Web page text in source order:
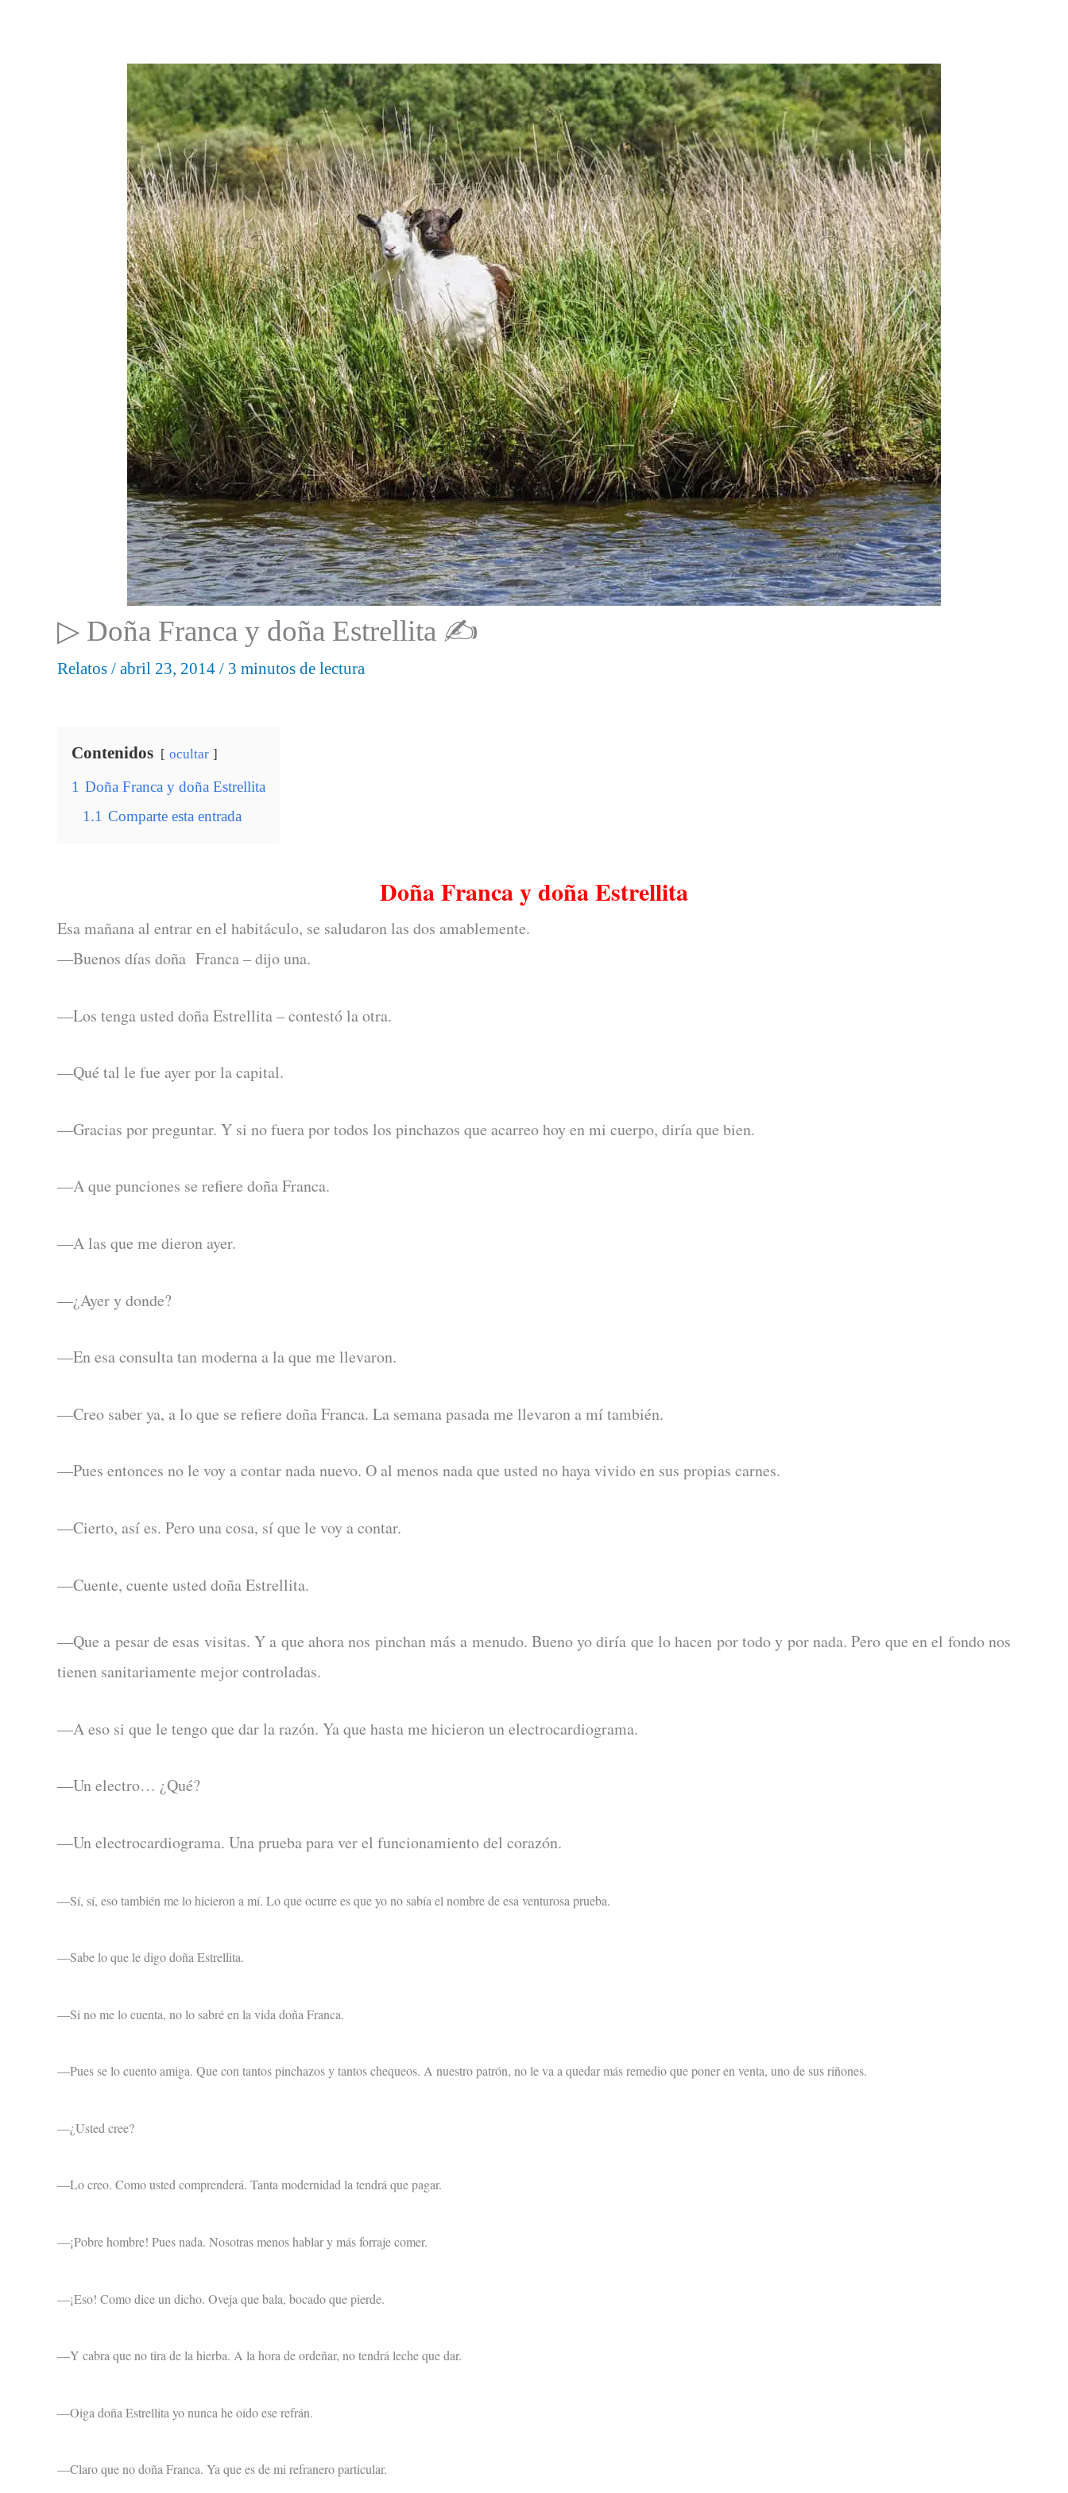
▷ Doña Franca y doña Estrellita ✍
Relatos / abril 23, 2014 / 3 minutos de lectura
Contenidos ocultar
1 Doña Franca y doña Estrellita
1.1 Comparte esta entrada
Doña Franca y doña Estrellita
Esa mañana al entrar en el habitáculo, se saludaron las dos amablemente.
—Buenos días doña Franca – dijo una.
—Los tenga usted doña Estrellita – contestó la otra.
—Qué tal le fue ayer por la capital.
—Gracias por preguntar. Y si no fuera por todos los pinchazos que acarreo hoy en mi cuerpo, diría que bien.
—A que punciones se refiere doña Franca.
—A las que me dieron ayer.
—¿Ayer y donde?
—En esa consulta tan moderna a la que me llevaron.
—Creo saber ya, a lo que se refiere doña Franca. La semana pasada me llevaron a mí también.
—Pues entonces no le voy a contar nada nuevo. O al menos nada que usted no haya vivido en sus propias carnes.
—Cierto, así es. Pero una cosa, sí que le voy a contar.
—Cuente, cuente usted doña Estrellita.
—Que a pesar de esas visitas. Y a que ahora nos pinchan más a menudo. Bueno yo diría que lo hacen por todo y por nada. Pero que en el fondo nos
tienen sanitariamente mejor controladas.
—A eso si que le tengo que dar la razón. Ya que hasta me hicieron un electrocardiograma.
—Un electro… ¿Qué?
—Un electrocardiograma. Una prueba para ver el funcionamiento del corazón.
—Sí, sí, eso también me lo hicieron a mí. Lo que ocurre es que yo no sabía el nombre de esa venturosa prueba.
—Sabe lo que le digo doña Estrellita.
—Si no me lo cuenta, no lo sabré en la vida doña Franca.
—Pues se lo cuento amiga. Que con tantos pinchazos y tantos chequeos. A nuestro patrón, no le va a quedar más remedio que poner en venta, uno de sus riñones.
—¿Usted cree?
—Lo creo. Como usted comprenderá. Tanta modernidad la tendrá que pagar.
—¡Pobre hombre! Pues nada. Nosotras menos hablar y más forraje comer.
—¡Eso! Como dice un dicho. Oveja que bala, bocado que pierde.
—Y cabra que no tira de la hierba. A la hora de ordeñar, no tendrá leche que dar.
—Oiga doña Estrellita yo nunca he oído ese refrán.
—Claro que no doña Franca. Ya que es de mi refranero particular.